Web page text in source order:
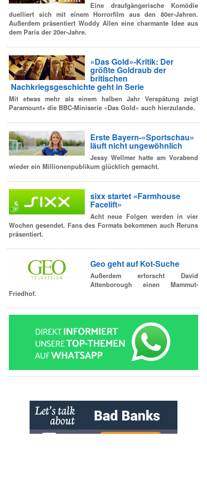
Eine draufgängerische Komödie
duelliert sich mit einem Horrorfilm aus den 80er-Jahren.
Außerdem präsentiert Woddy Allen eine charmante Idee aus
dem Paris der 20er-Jahre.
«Das Gold»-Kritik: Der
größte Goldraub der
britischen
Nachkriegsgeschichte geht in Serie
Mit etwas mehr als einem halben Jahr Verspätung zeigt
Paramount+ die BBC-Miniserie «Das Gold» auch hierzulande.
Erste Bayern-«Sportschau»
läuft nicht ungewöhnlich
Jessy Wellmer hatte am Vorabend
wieder ein Millionenpublikum glücklich gemacht.
sixx startet «Farmhouse
Facelift»
Acht neue Folgen werden in vier
Wochen gesendet. Fans des Formats bekommen auch Reruns
präsentiert.
Geo geht auf Kot-Suche
Außerdem erforscht David
Attenborough einen Mammut-
Friedhof.